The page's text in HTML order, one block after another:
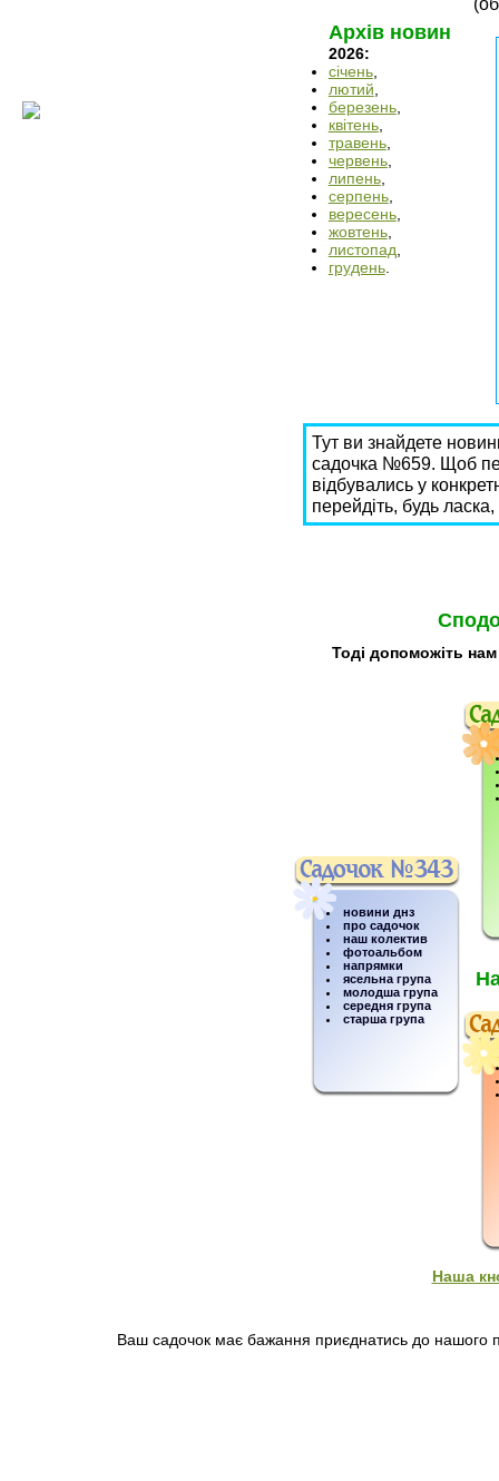
Архів новин
2026:
січень,
лютий
березень,
квітень,
травень,
червень,
липень,
серпень,
вересень,
жовтень,
листопад
грудень.
Тут ви знайдете
садочка №659. Щоб
відбувались у
перейдіть, будь
Тоді допоможіть
новини днз
про садочок
наш колектив
фотоальбом
напрямки
ясельна група
молодша група
середня група
старша група
Наша
Ваш садочок має бажання приєднатись до нашого